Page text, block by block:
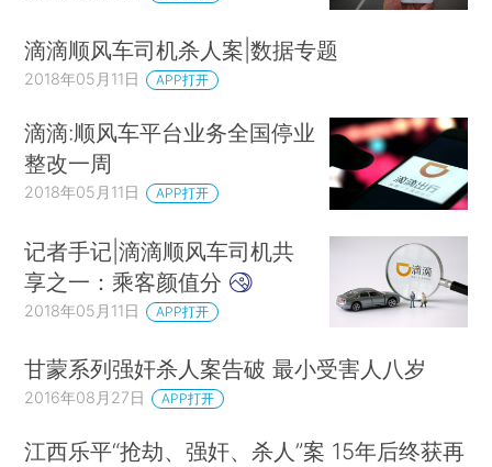
滴滴顺风车司机杀人案|数据专题
2018年05月11日 APP打开
滴滴:顺风车平台业务全国停业
整改一周
2018年05月11日 APP打开
记者手记|滴滴顺风车司机共
享之一：乘客颜值分
2018年05月11日 APP打开
甘蒙系列强奸杀人案告破 最小受害人八岁
2016年08月27日 APP打开
江西乐平“抢劫、强奸、杀人”案 15年后终获再